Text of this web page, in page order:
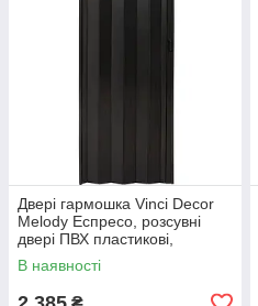
Двері гармошка Vinci Decor
Melody Еспресо, розсувні
двері ПВХ пластикові,
міжкімнатні двері, складані
В наявності